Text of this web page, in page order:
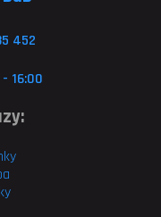
452
16:00